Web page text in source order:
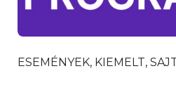
ESEMÉNYEK, KIEMELT,